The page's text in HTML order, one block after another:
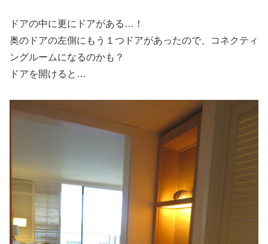
ドアの中に更にドアがある…！
奥のドアの左側にもう１つドアがあったので、コネクティ
ングルームになるのかも？
ドアを開けると…